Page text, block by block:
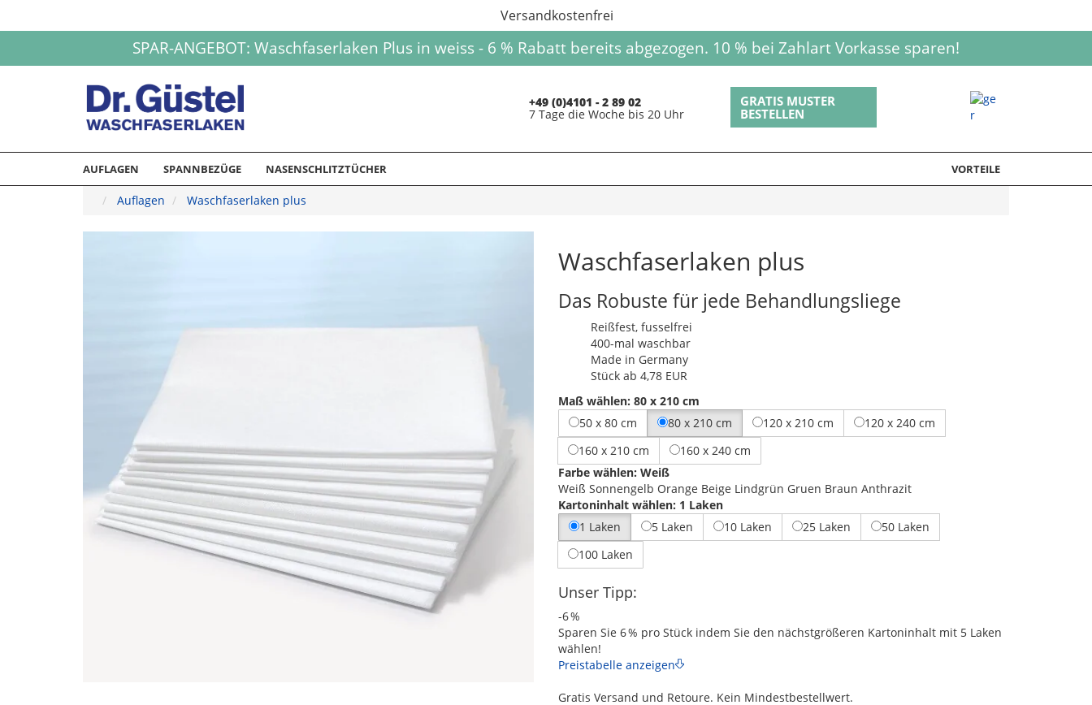
Versandkostenfrei
SPAR-ANGEBOT: Waschfaserlaken Plus in weiss - 6 % Rabatt bereits abgezogen. 10 % bei Zahlart Vorkasse sparen!
+49 (0)4101 - 2 89 02
7 Tage die Woche bis 20 Uhr
GRATIS MUSTER
BESTELLEN
AUFLAGEN SPANNBEZÜGE NASENSCHLITZTÜCHER VORTEILE
Auflagen Waschfaserlaken plus
Waschfaserlaken plus
Das Robuste für jede Behandlungsliege
Reißfest, fusselfrei
400-mal waschbar
Made in Germany
Stück ab 4,78 EUR
Maß wählen: 80 x 210 cm
50 x 80 cm
80 x 210 cm 120 x 210 cm
120 x 240 cm
160 x 210 cm
160 x 240 cm
Farbe wählen: Weiß
Weiß Sonnengelb Orange Beige Lindgrün Gruen Braun Anthrazit
Kartoninhalt wählen: 1 Laken
1 Laken
5 Laken 10 Laken 25 Laken
50 Laken
100 Laken
Unser Tipp:
-6 %
Sparen Sie 6 % pro Stück indem Sie den nächstgrößeren Kartoninhalt mit 5 Laken
wählen!
Preistabelle anzeigen
Gratis Versand und Retoure. Kein Mindestbestellwert.